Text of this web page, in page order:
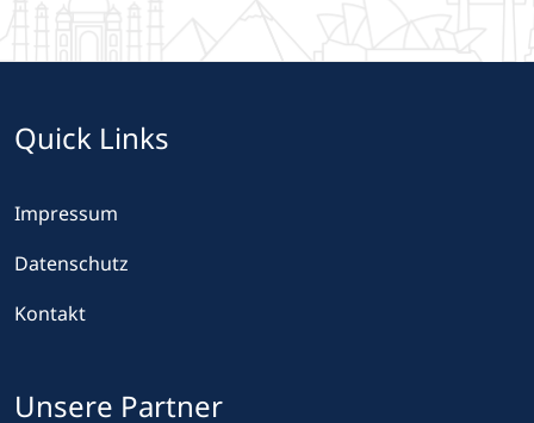
Quick Links
Impressum
Datenschutz
Kontakt
Unsere Partner